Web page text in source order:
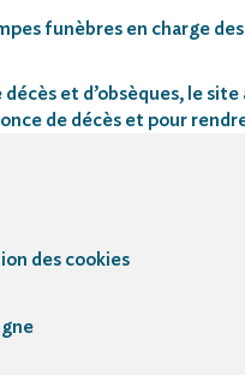
funèbres en charge
et d’obsèques, le
de décès et pour
des cookies